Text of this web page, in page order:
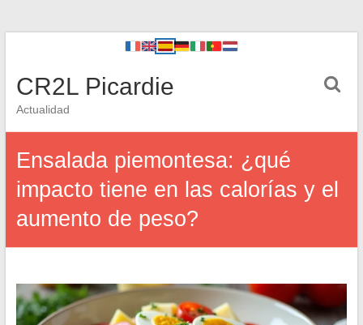
CR2L Picardie
Actualidad
Ensalada piemontesa: ¿qué
impacto tiene en las calorías y el
aumento de peso?